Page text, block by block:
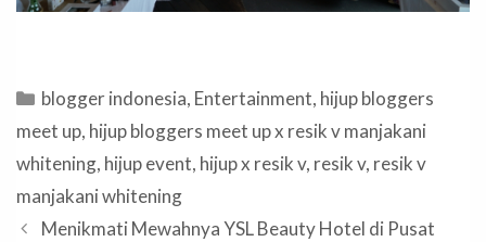
Categories
blogger indonesia, Entertainment, hijup bloggers
meet up, hijup bloggers meet up x resik v manjakani
whitening, hijup event, hijup x resik v, resik v, resik v
manjakani whitening
Menikmati Mewahnya YSL Beauty Hotel di Pusat